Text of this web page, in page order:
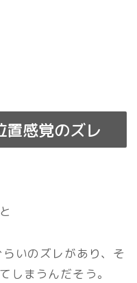
置感覚のズレ
いのズレがあり、そ
しまうんだそう。